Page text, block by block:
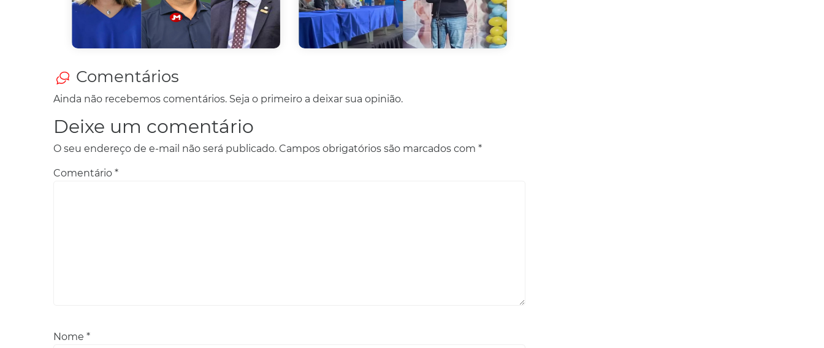
Comentários
Ainda não recebemos comentários. Seja o primeiro a deixar sua opinião.
Deixe um comentário
O seu endereço de e-mail não será publicado. Campos obrigatórios são marcados com *
Comentário *
Nome *